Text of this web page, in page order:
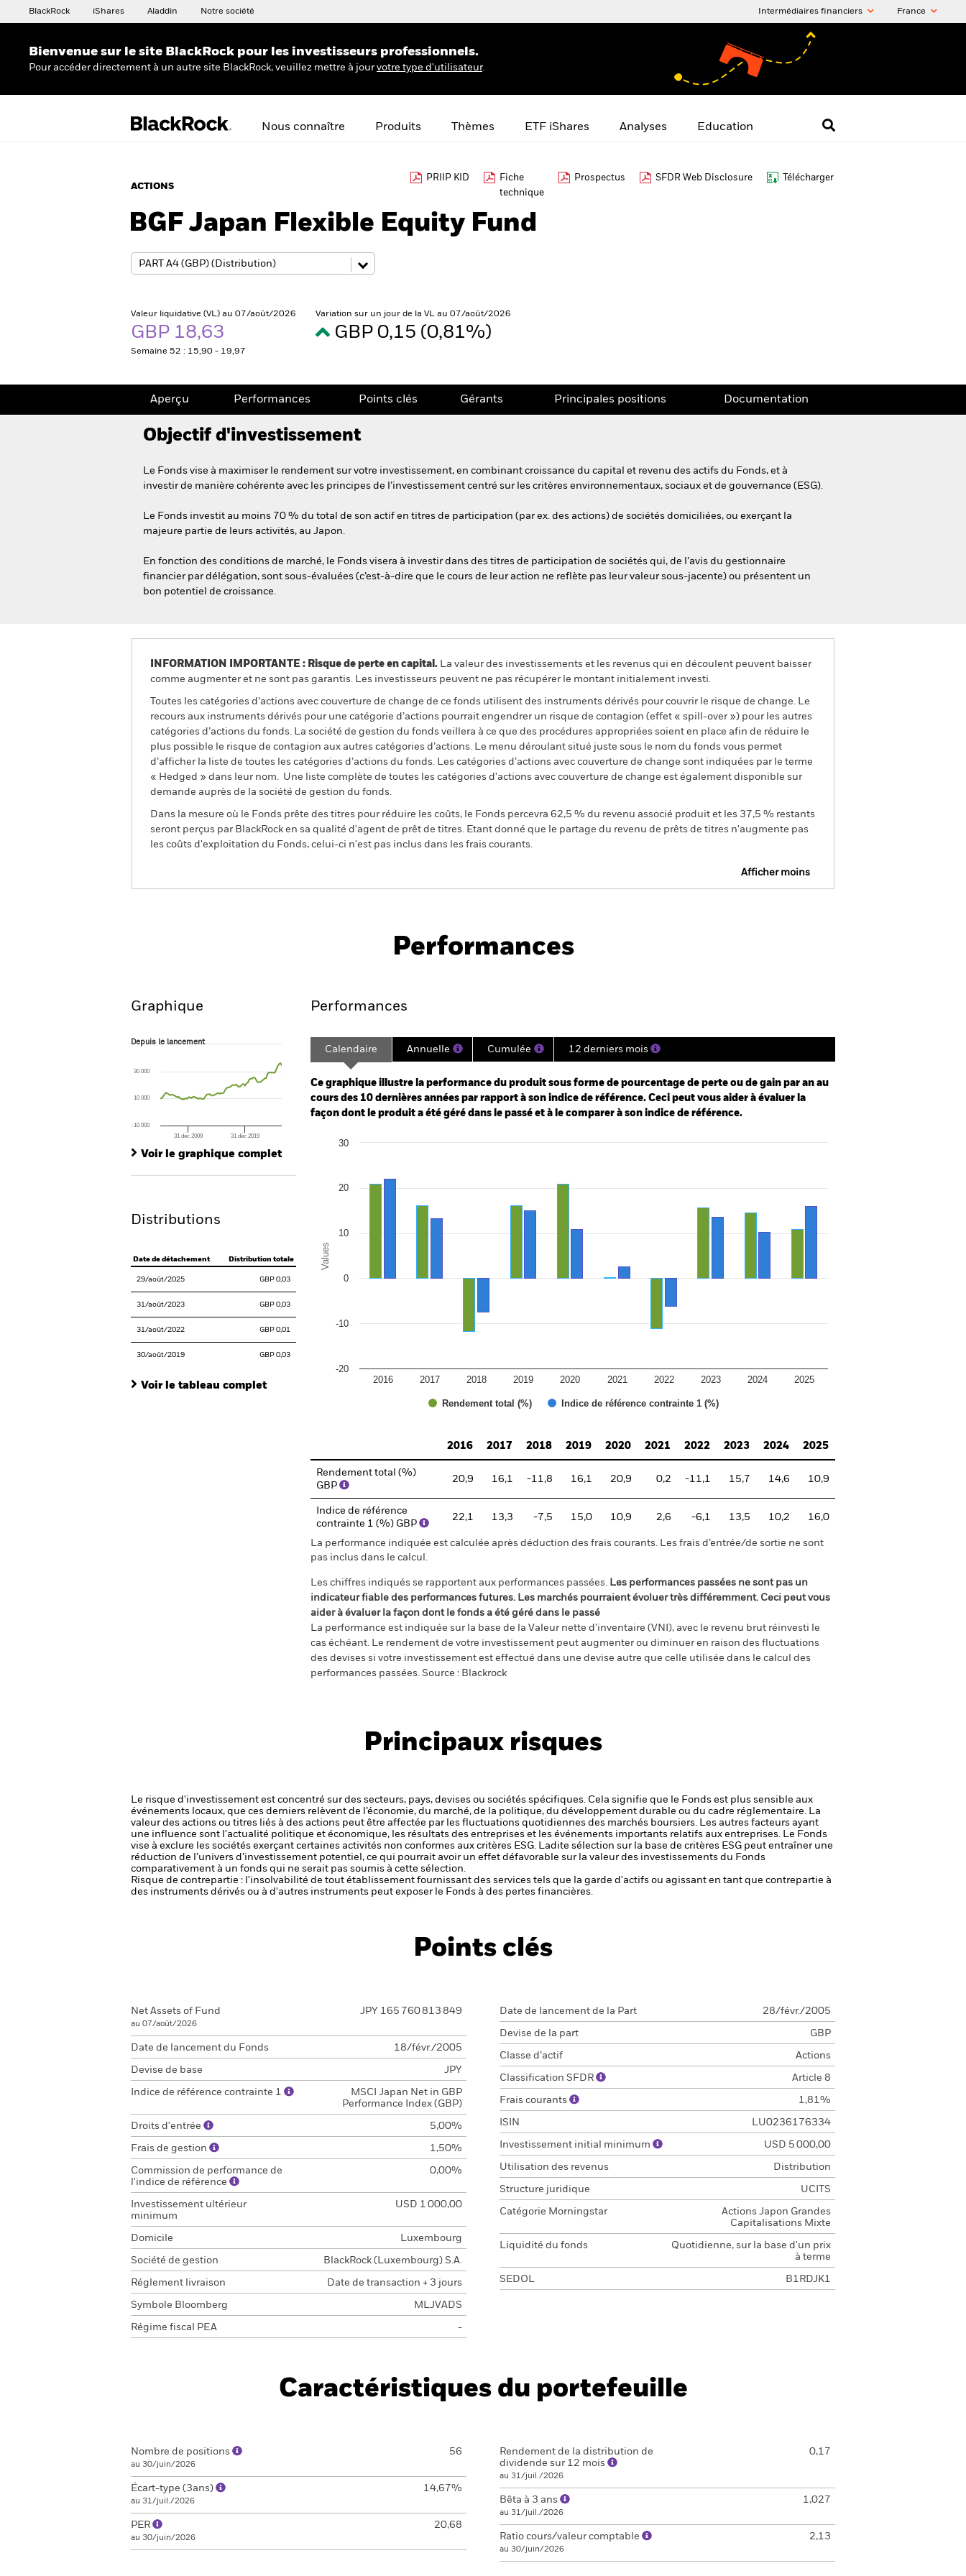
BlackRock iShares Aladdin Notre société Intermédiaires financiers France
Bienvenue sur le site BlackRock pour les investisseurs professionnels.
Pour accéder directement à un autre site BlackRock, veuillez mettre à jour votre type d'utilisateur.
Nous connaître Produits Thèmes ETF iShares Analyses Education
ACTIONS
PRIIP KID
Fiche
technique
Prospectus SFDR Web Disclosure Télécharger
BGF Japan Flexible Equity Fund
Valeur liquidative (VL) au 07/août/2026
GBP 18,63
Semaine 52 : 15,90 - 19,97
Variation sur un jour de la VL au 07/août/2026
GBP 0,15 (0,81%)
Aperçu Performances Points clés Gérants Principales positions Documentation
Objectif d'investissement
Le Fonds vise à maximiser le rendement sur votre investissement, en combinant croissance du capital et revenu des actifs du Fonds, et à
investir de manière cohérente avec les principes de l’investissement centré sur les critères environnementaux, sociaux et de gouvernance (ESG).
Le Fonds investit au moins 70 % du total de son actif en titres de participation (par ex. des actions) de sociétés domiciliées, ou exerçant la
majeure partie de leurs activités, au Japon.
En fonction des conditions de marché, le Fonds visera à investir dans des titres de participation de sociétés qui, de l’avis du gestionnaire
financier par délégation, sont sous-évaluées (c’est-à-dire que le cours de leur action ne reflète pas leur valeur sous-jacente) ou présentent un
bon potentiel de croissance.
INFORMATION IMPORTANTE : Risque de perte en capital. La valeur des investissements et les revenus qui en découlent peuvent baisser
comme augmenter et ne sont pas garantis. Les investisseurs peuvent ne pas récupérer le montant initialement investi.
Toutes les catégories d’actions avec couverture de change de ce fonds utilisent des instruments dérivés pour couvrir le risque de change. Le
recours aux instruments dérivés pour une catégorie d’actions pourrait engendrer un risque de contagion (effet « spill-over ») pour les autres
catégories d’actions du fonds. La société de gestion du fonds veillera à ce que des procédures appropriées soient en place afin de réduire le
plus possible le risque de contagion aux autres catégories d’actions. Le menu déroulant situé juste sous le nom du fonds vous permet
d’afficher la liste de toutes les catégories d’actions du fonds. Les catégories d’actions avec couverture de change sont indiquées par le terme
« Hedged » dans leur nom. Une liste complète de toutes les catégories d'actions avec couverture de change est également disponible sur
demande auprès de la société de gestion du fonds.
Dans la mesure où le Fonds prête des titres pour réduire les coûts, le Fonds percevra 62,5 % du revenu associé produit et les 37,5 % restants
seront perçus par BlackRock en sa qualité d'agent de prêt de titres. Etant donné que le partage du revenu de prêts de titres n'augmente pas
les coûts d'exploitation du Fonds, celui-ci n'est pas inclus dans les frais courants.
Afficher moins
Performances
Graphique
Depuis le lancement
The chart has 1 X axis displaying Time. Range: 2005-01-01 00:00:00 to 2026-07-31 00:00:00.
The chart has 1 Y axis displaying values. Range: -200 to 400.
Depuis le lancement
31 déc 2009 31 déc 2019
-10 000
10 000
30 000
Voir le graphique complet
Distributions
Date de détachement Distribution totale
29/août/2025 GBP 0,03
31/août/2023 GBP 0,03
31/août/2022 GBP 0,01
30/août/2019 GBP 0,03
Voir le tableau complet
Performances
Calendaire Annuelle Cumulée 12 derniers mois
Ce graphique illustre la performance du produit sous forme de pourcentage de perte ou de gain par an au
cours des 10 dernières années par rapport à son indice de référence. Ceci peut vous aider à évaluer la
façon dont le produit a été géré dans le passé et à le comparer à son indice de référence.
Bar chart with 2 data series.
Values
Rendement total (%) Indice de référence contrainte 1 (%)
2016 2017 2018 2019 2020 2021 2022 2023 2024 2025
-20
-10
0
10
20
30
2016
2017 2018 2019 2020 2021 2022 2023 2024 2025
Rendement total (%)
GBP
20,9 16,1 -11,8 16,1 20,9 0,2 -11,1 15,7 14,6 10,9
Indice de référence
contrainte 1 (%) GBP
22,1 13,3 -7,5 15,0 10,9 2,6 -6,1 13,5 10,2 16,0
La performance indiquée est calculée après déduction des frais courants. Les frais d’entrée/de sortie ne sont
pas inclus dans le calcul.
Les chiffres indiqués se rapportent aux performances passées. Les performances passées ne sont pas un
indicateur fiable des performances futures. Les marchés pourraient évoluer très différemment. Ceci peut vous
aider à évaluer la façon dont le fonds a été géré dans le passé
La performance est indiquée sur la base de la Valeur nette d’inventaire (VNI), avec le revenu brut réinvesti le
cas échéant. Le rendement de votre investissement peut augmenter ou diminuer en raison des fluctuations
des devises si votre investissement est effectué dans une devise autre que celle utilisée dans le calcul des
performances passées. Source : Blackrock
Principaux risques
Le risque d'investissement est concentré sur des secteurs, pays, devises ou sociétés spécifiques. Cela signifie que le Fonds est plus sensible aux
événements locaux, que ces derniers relèvent de l’économie, du marché, de la politique, du développement durable ou du cadre réglementaire. La
valeur des actions ou titres liés à des actions peut être affectée par les fluctuations quotidiennes des marchés boursiers. Les autres facteurs ayant
une influence sont l'actualité politique et économique, les résultats des entreprises et les événements importants relatifs aux entreprises. Le Fonds
vise à exclure les sociétés exerçant certaines activités non conformes aux critères ESG. Ladite sélection sur la base de critères ESG peut entraîner une
réduction de l’univers d’investissement potentiel, ce qui pourrait avoir un effet défavorable sur la valeur des investissements du Fonds
comparativement à un fonds qui ne serait pas soumis à cette sélection.
Risque de contrepartie : l'insolvabilité de tout établissement fournissant des services tels que la garde d'actifs ou agissant en tant que contrepartie à
des instruments dérivés ou à d'autres instruments peut exposer le Fonds à des pertes financières.
Points clés
Net Assets of Fund
au 07/août/2026
JPY 165 760 813 849
Date de lancement du Fonds 18/févr./2005
Devise de base JPY
Indice de référence contrainte 1
MSCI Japan Net in GBP
Performance Index (GBP)
Droits d'entrée 5,00%
Frais de gestion 1,50%
Commission de performance de
l'indice de référence
0,00%
Investissement ultérieur
minimum
USD 1 000,00
Domicile Luxembourg
Société de gestion BlackRock (Luxembourg) S.A.
Réglement livraison Date de transaction + 3 jours
Symbole Bloomberg MLJVADS
Régime fiscal PEA -
Date de lancement de la Part 28/févr./2005
Devise de la part GBP
Classe d’actif Actions
Classification SFDR Article 8
Frais courants 1,81%
ISIN LU0236176334
Investissement initial minimum USD 5 000,00
Utilisation des revenus Distribution
Structure juridique UCITS
Catégorie Morningstar
Actions Japon Grandes
Capitalisations Mixte
Liquidité du fonds
Quotidienne, sur la base d'un prix
à terme
SEDOL B1RDJK1
Caractéristiques du portefeuille
Nombre de positions
au 30/juin/2026
56
Écart-type (3ans)
au 31/juil./2026
14,67%
PER
au 30/juin/2026
20,68
Rendement de la distribution de
dividende sur 12 mois
au 31/juil./2026
0,17
Bêta à 3 ans
au 31/juil./2026
1,027
Ratio cours/valeur comptable
au 30/juin/2026
2,13